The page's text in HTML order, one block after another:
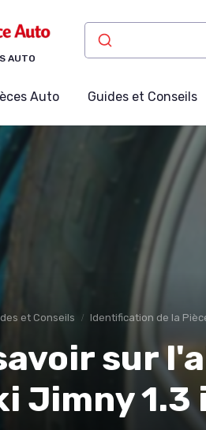
AUTO
Auto Guides et Conseils
et Conseils Identification de la
sur
Jimny